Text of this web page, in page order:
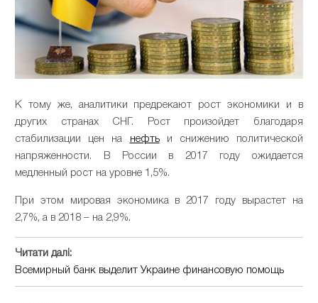
К тому же, аналитики предрекают рост экономики и в
других странах СНГ. Рост произойдет благодаря
стабилизации цен на
нефтьи снижению политической
напряженности. В России в 2017 году ожидается
медленный рост на уровне 1,5%.
При этом мировая экономика в 2017 году вырастет на
2,7%, а в 2018 – на 2,9%.
Читати далі:
Всемирный банк выделит Украине финансовую помощь